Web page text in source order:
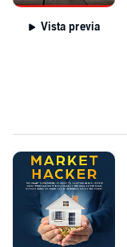
Vista previa